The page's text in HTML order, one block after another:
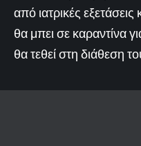
από ιατρικές
θα μπει σε καραντίνα
θα τεθεί στη διάθεση